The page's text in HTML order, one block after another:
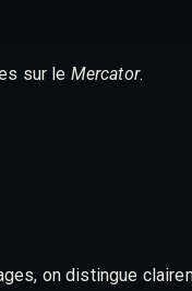
sur le Mercator.
on distingue